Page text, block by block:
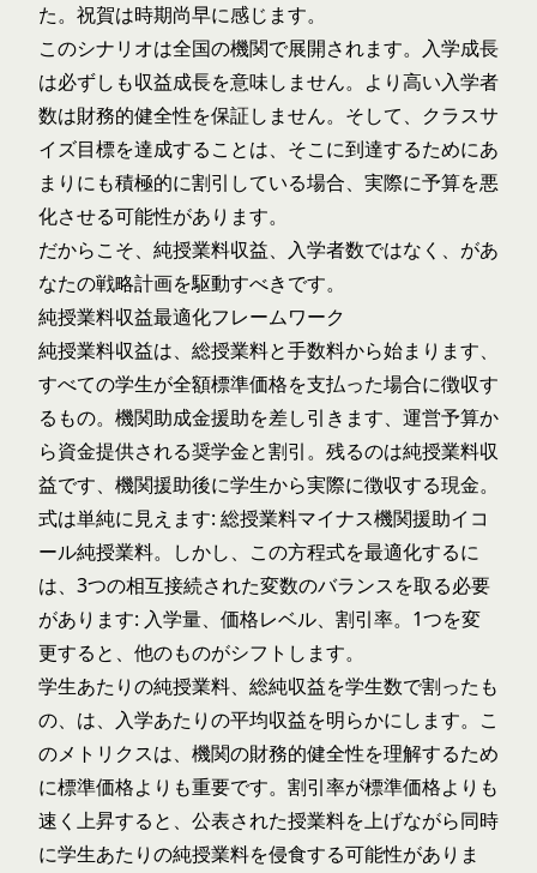
た。祝賀は時期尚早に感じます。
このシナリオは全国の機関で展開されます。入学成長
は必ずしも収益成長を意味しません。より高い入学者
数は財務的健全性を保証しません。そして、クラスサ
イズ目標を達成することは、そこに到達するためにあ
まりにも積極的に割引している場合、実際に予算を悪
化させる可能性があります。
だからこそ、純授業料収益、入学者数ではなく、があ
なたの戦略計画を駆動すべきです。
純授業料収益最適化フレームワーク
純授業料収益は、総授業料と手数料から始まります、
すべての学生が全額標準価格を支払った場合に徴収す
るもの。機関助成金援助を差し引きます、運営予算か
ら資金提供される奨学金と割引。残るのは純授業料収
益です、機関援助後に学生から実際に徴収する現金。
式は単純に見えます: 総授業料マイナス機関援助イコ
ール純授業料。しかし、この方程式を最適化するに
は、3つの相互接続された変数のバランスを取る必要
があります: 入学量、価格レベル、 割引率。1つを変
更すると、他のものがシフトします。
学生あたりの純授業料、総純収益を学生数で割ったも
の、は、入学あたりの平均収益を明らかにします。こ
のメトリクスは、機関の財務的健全性を理解するため
に標準価格よりも重要です。割引率が標準価格よりも
速く上昇すると、公表された授業料を上げながら同時
に学生あたりの純授業料を侵食する可能性がありま